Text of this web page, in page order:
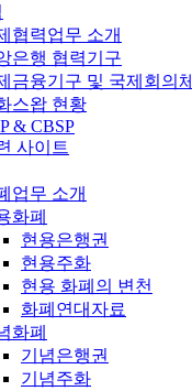
협력업무 소개
은행 협력기구
금융기구 및 국제회의체
스왑 현황
& CBSP
사이트
업무 소개
화폐
현용은행권
현용주화
현용 화폐의 변천
화폐연대자료
화폐
기념은행권
기념주화